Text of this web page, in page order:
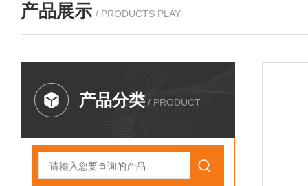
产品展示 / PRODUCTS PLAY
产品分类 / PRODUCT